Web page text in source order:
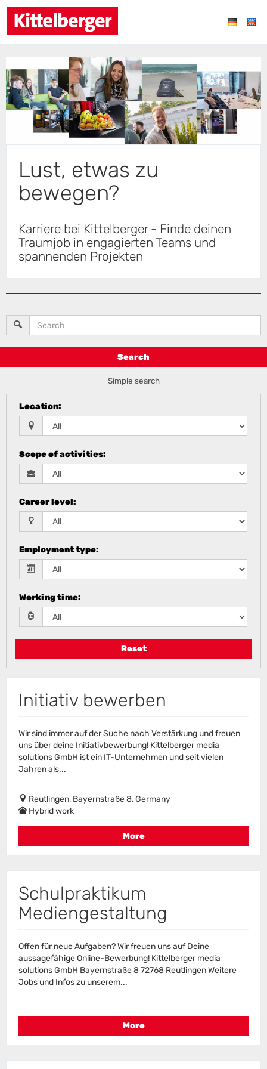
Lust, etwas zu
bewegen?
Karriere bei Kittelberger - Finde deinen
Traumjob in engagierten Teams und
spannenden Projekten
Search
Simple search
Location:
Scope of activities:
Career level:
Employment type:
Working time:
Reset
Initiativ bewerben
Wir sind immer auf der Suche nach Verstärkung und freuen
uns über deine Initiativbewerbung! Kittelberger media
solutions GmbH ist ein IT-Unternehmen und seit vielen
Jahren als...
Reutlingen, Bayernstraße 8, Germany
Hybrid work
More
Schulpraktikum
Mediengestaltung
Offen für neue Aufgaben? Wir freuen uns auf Deine
aussagefähige Online-Bewerbung! Kittelberger media
solutions GmbH Bayernstraße 8 72768 Reutlingen Weitere
Jobs und Infos zu unserem...
More